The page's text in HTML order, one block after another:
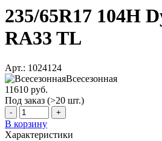
235/65R17 104H
RA33 TL
Арт.: 1024124
Всесезонная
11610 руб.
Под заказ (>20 шт.)
- +
В корзину
Характеристики